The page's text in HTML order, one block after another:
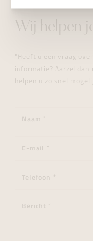
Wij helpen
"Heeft u een vraag
informatie? Aarzel dan
helpen u zo snel